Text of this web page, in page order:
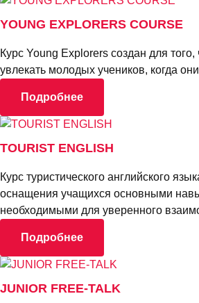
YOUNG EXPLORERS COURSE
Курс Young Explorers создан для
увлекать молодых учеников, когда
Подробнее
TOURIST ENGLISH
Курс туристического английского
оснащения учащихся основными
необходимыми для уверенного
Подробнее
JUNIOR FREE-TALK